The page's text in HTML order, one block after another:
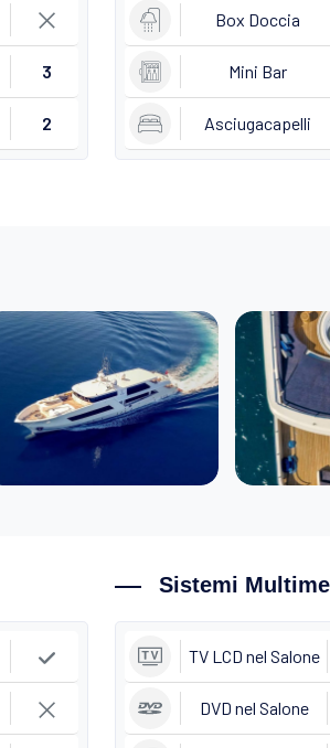
3
2
Box Doccia
Mini Bar
Asciugacapelli
Sistemi
TV LCD nel Salone
DVD nel Salone